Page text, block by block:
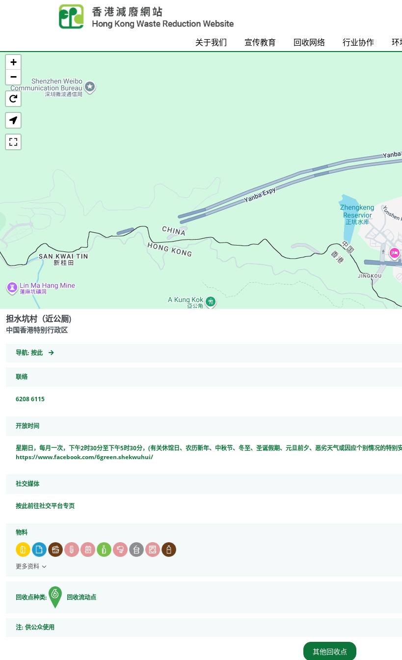
Skip to main content
关于我们 宣传教育 回收网络 行业协作 环
+
−
担水坑村（近公厕)
中国香港特别行政区
导航: GeoCoordinates
按此
联络
6208 6115
开放时间
星期日，每月一次，下午2时30分至下午5时30分，(有关休馆日、农历新年、中秋节、冬至、圣诞假期、元旦前夕、恶劣天气或因应个别情况的特
https://www.facebook.com/6green.shekwuhui/
社交媒体
按此前往社交平台专页
物料
更多资料
回收点种类: 回收流动点
注: 注
供公众使用
其他回收点